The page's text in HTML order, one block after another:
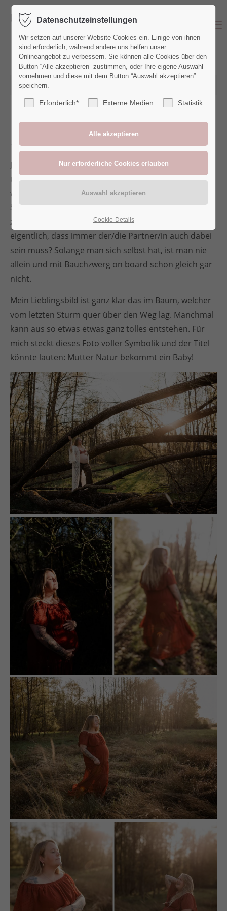
21.02.2025 16:42
Babybauchfotos - mal
ohne Partner
Jo ist ein echtes Hippie-Girl - naturverbunden, frei,
unkonventionell und wunderschön. Sie wollte ihren
wachsenden Bauch nicht nur unter den normalen
Shootingkleidern verdecken, sondern ihn zeigen und
zwar in Häkelhose und Boho-Kimono! Und wer sagt
eigentlich, dass immer der/die Partner/in auch dabei
sein muss? Solange man sich selbst hat, ist man nie
allein und mit Bauchzwerg on board schon gleich gar
nicht.
Mein Lieblingsbild ist ganz klar das im Baum, welcher
vom letzten Sturm quer über den Weg lag. Manchmal
kann aus so etwas etwas ganz tolles entstehen. Für
mich steckt dieses Foto voller Symbolik und der Titel
könnte lauten: Mutter Natur bekommt ein Baby!
Datenschutzeinstellungen
Wir setzen auf unserer Website Cookies ein. Einige von ihnen
sind erforderlich, während andere uns helfen unser
Onlineangebot zu verbessern. Sie können alle Cookies über den
Button “Alle akzeptieren” zustimmen, oder Ihre eigene Auswahl
vornehmen und diese mit dem Button “Auswahl akzeptieren”
speichern.
Erforderlich* Externe Medien Statistik
Cookie-Details